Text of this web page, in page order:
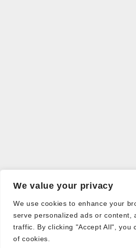
We value your privacy
We use cookies to enhance your
serve personalized ads or content,
traffic. By clicking "Accept All", you
of cookies.